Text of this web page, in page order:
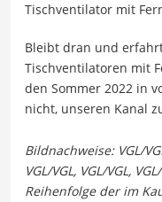
Tischventilator mit
Bleibt dran und
Tischventilatoren mit
den Sommer 2022 in
nicht, unseren Kanal